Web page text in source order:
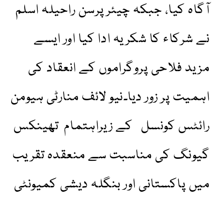
آگاہ کیا، جبکہ چیئرپرسن راحیلہ اسلم
نے شرکاء کا شکریہ ادا کیا اور ایسے
مزید فلاحی پروگراموں کے انعقاد کی
اہمیت پر زور دیا۔نیو لائف منارٹی ہیومن
رائٹس کونسل کے زیراہتمام تھینکس
گیونگ کی مناسبت سے منعقدہ تقریب
میں پاکستانی اور بنگلہ دیشی کمیونٹی